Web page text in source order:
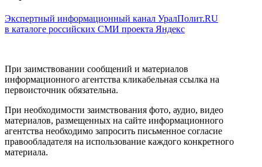
Экспертный информационный канал УралПолит.RU
в каталоге российских СМИ проекта Яндекс
При заимствовании сообщений и материалов
информационного агентства кликабельная ссылка на
первоисточник обязательна.
При необходимости заимствования фото, аудио, видео
материалов, размещенных на сайте информационного
агентства необходимо запросить письменное согласие
правообладателя на использование каждого конкретного
материала.